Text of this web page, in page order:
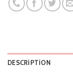
DESCRIPTION